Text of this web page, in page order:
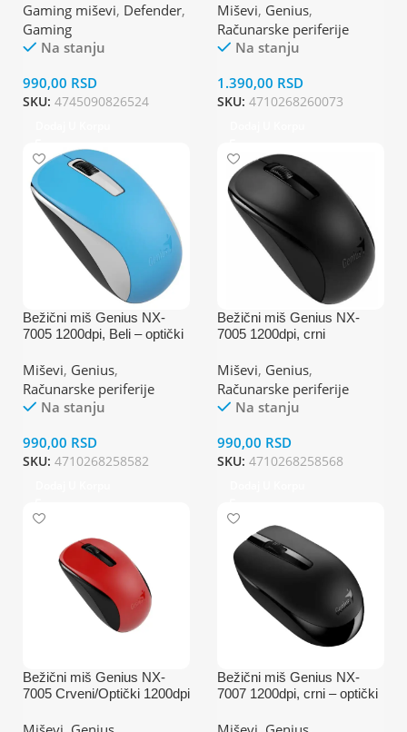
Gaming miševi, Defender,
Gaming
Na stanju
990,00 RSD
SKU: 4745090826524
Miševi, Genius,
Računarske periferije
Na stanju
1.390,00 RSD
SKU: 4710268260073
Bežični miš Genius NX-
7005 1200dpi, Beli – optički
Miševi, Genius,
Računarske periferije
Na stanju
990,00 RSD
SKU: 4710268258582
Bežični miš Genius NX-
7005 1200dpi, crni
Miševi, Genius,
Računarske periferije
Na stanju
990,00 RSD
SKU: 4710268258568
Bežični miš Genius NX-
7005 Crveni/Optički 1200dpi
Bežični miš Genius NX-
7007 1200dpi, crni – optički